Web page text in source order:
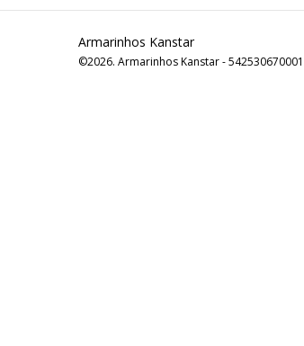
Armarinhos Kanstar
©2026. Armarinhos Kanstar -